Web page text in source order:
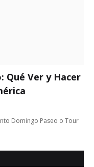
Qué Ver y Hacer
Domingo Paseo o Tour